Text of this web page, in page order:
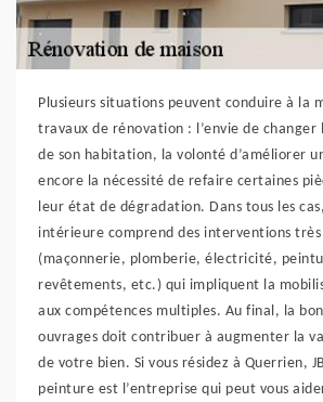
Plusieurs situations peuvent conduire à la
travaux de rénovation : l’envie de
de son habitation, la volonté d’améliorer
encore la nécessité de refaire certaines
leur état de dégradation. Dans tous les
intérieure comprend des interventions très
(maçonnerie, plomberie, électricité,
revêtements, etc.) qui impliquent la
aux compétences multiples. Au final, la
ouvrages doit contribuer à augmenter la
de votre bien. Si vous résidez à Querrien,
peinture est l’entreprise qui peut vous